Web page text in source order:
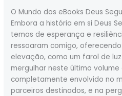
O Mundo dos eBooks Deus
Embora a história em si Deus
temas de esperança e
ressoaram comigo,
elevação, como um farol de
mergulhar neste último
completamente envolvido no
parceiros destinados, e na